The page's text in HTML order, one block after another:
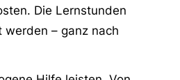
Die Lernstunden
– ganz nach